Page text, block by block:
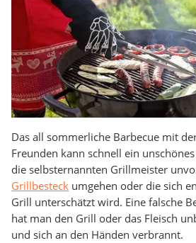
Das all sommerliche Barbecue mit
Freunden kann schnell ein
die selbsternannten Grillmeister
Grillbesteck umgehen oder die sich
Grill unterschätzt wird. Eine falsche
hat man den Grill oder das Fleisch
und sich an den Händen verbrannt.